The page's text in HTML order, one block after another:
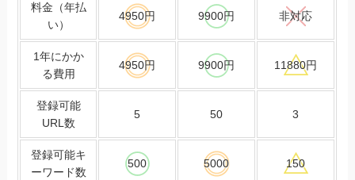
料金（年払
い）
4950円 9900円 非対応
1年にかか
る費用
4950円 9900円 11880円
登録可能
URL数
5 50 3
登録可能キ
ーワード数
500 5000 150